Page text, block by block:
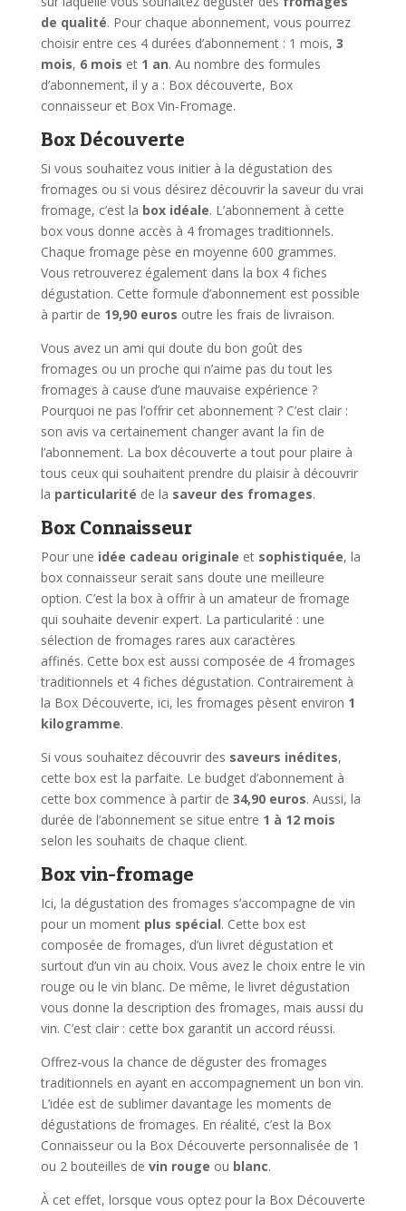
de qualité. Pour chaque abonnement, vous pourrez
choisir entre ces 4 durées d’abonnement : 1 mois, 3
mois, 6 mois et1 an. Au nombre des formules
d’abonnement, il y a : Box découverte, Box
connaisseur et Box Vin-Fromage.
Box Découverte
Si vous souhaitez vous initier à la dégustation des
fromages ou si vous désirez découvrir la saveur du vrai
fromage, c’est la box idéale. L’abonnement à cette
box vous donne accès à 4 fromages traditionnels.
Chaque fromage pèse en moyenne 600 grammes.
Vous retrouverez également dans la box 4 fiches
dégustation. Cette formule d’abonnement est possible
à partir de 19,90 euros outre les frais de livraison.
Vous avez un ami qui doute du bon goût des
fromages ou un proche qui n’aime pas du tout les
fromages à cause d’une mauvaise expérience ?
Pourquoi ne pas l’offrir cet abonnement ? C’est clair :
son avis va certainement changer avant la fin de
l’abonnement. La box découverte a tout pour plaire à
tous ceux qui souhaitent prendre du plaisir à découvrir
la particularité de la saveur des fromages.
Box Connaisseur
Pour une idée cadeau originale et sophistiquée, la
box connaisseur serait sans doute une meilleure
option. C’est la box à offrir à un amateur de fromage
qui souhaite devenir expert. La particularité : une
sélection de fromages rares aux caractères
affinés. Cette box est aussi composée de 4 fromages
traditionnels et 4 fiches dégustation. Contrairement à
la Box Découverte, ici, les fromages pèsent environ 1
kilogramme.
Si vous souhaitez découvrir des saveurs inédites,
cette box est la parfaite. Le budget d’abonnement à
cette box commence à partir de 34,90 euros. Aussi, la
durée de l’abonnement se situe entre 1 à 12 mois
selon les souhaits de chaque client.
Box vin-fromage
Ici, la dégustation des fromages s’accompagne de vin
pour un moment plus spécial. Cette box est
composée de fromages, d’un livret dégustation et
surtout d’un vin au choix. Vous avez le choix entre le vin
rouge ou le vin blanc. De même, le livret dégustation
vous donne la description des fromages, mais aussi du
vin. C’est clair : cette box garantit un accord réussi.
Offrez-vous la chance de déguster des fromages
traditionnels en ayant en accompagnement un bon vin.
L’idée est de sublimer davantage les moments de
dégustations de fromages. En réalité, c’est la Box
Connaisseur ou la Box Découverte personnalisée de 1
ou 2 bouteilles de vin rouge ou blanc.
À cet effet, lorsque vous optez pour la Box Découverte